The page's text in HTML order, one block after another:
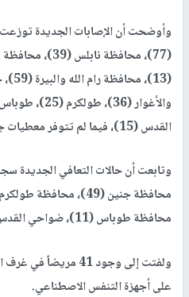
وأوضحت أن الإصابات الجديدة
والأغوار (36)، طولكرم (25)، طوباس (3)، قطاع
القدس (15)، فيما لم تتوفر معطيات جديدة حول مدينة القدس.
محافظة طوباس (11)، ضواحي القدس (338)، قطاع
على أجهزة التنفس الاصطناعي.